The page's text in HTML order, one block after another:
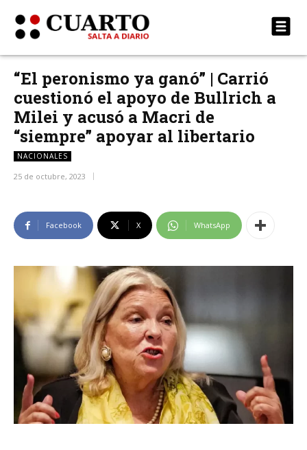
“El peronismo ya ganó” | Carrió
cuestionó el apoyo de Bullrich a
Milei y acusó a Macri de
“siempre” apoyar al libertario
NACIONALES
25 de octubre, 2023
Facebook X WhatsApp